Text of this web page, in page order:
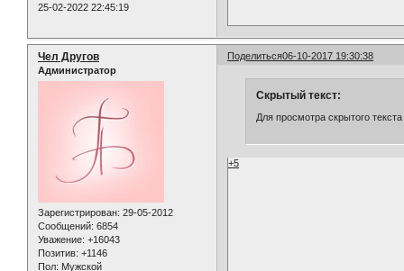
25-02-2022 22:45:19
Поделиться06-10-2017 19:30:38
Чел Другов
Администратор
Зарегистрирован: 29-05-2012
Сообщений: 6854
Уважение: +16043
Позитив: +1146
Пол: Мужской
Скрытый текст:
Для просмотра скрытого
+5